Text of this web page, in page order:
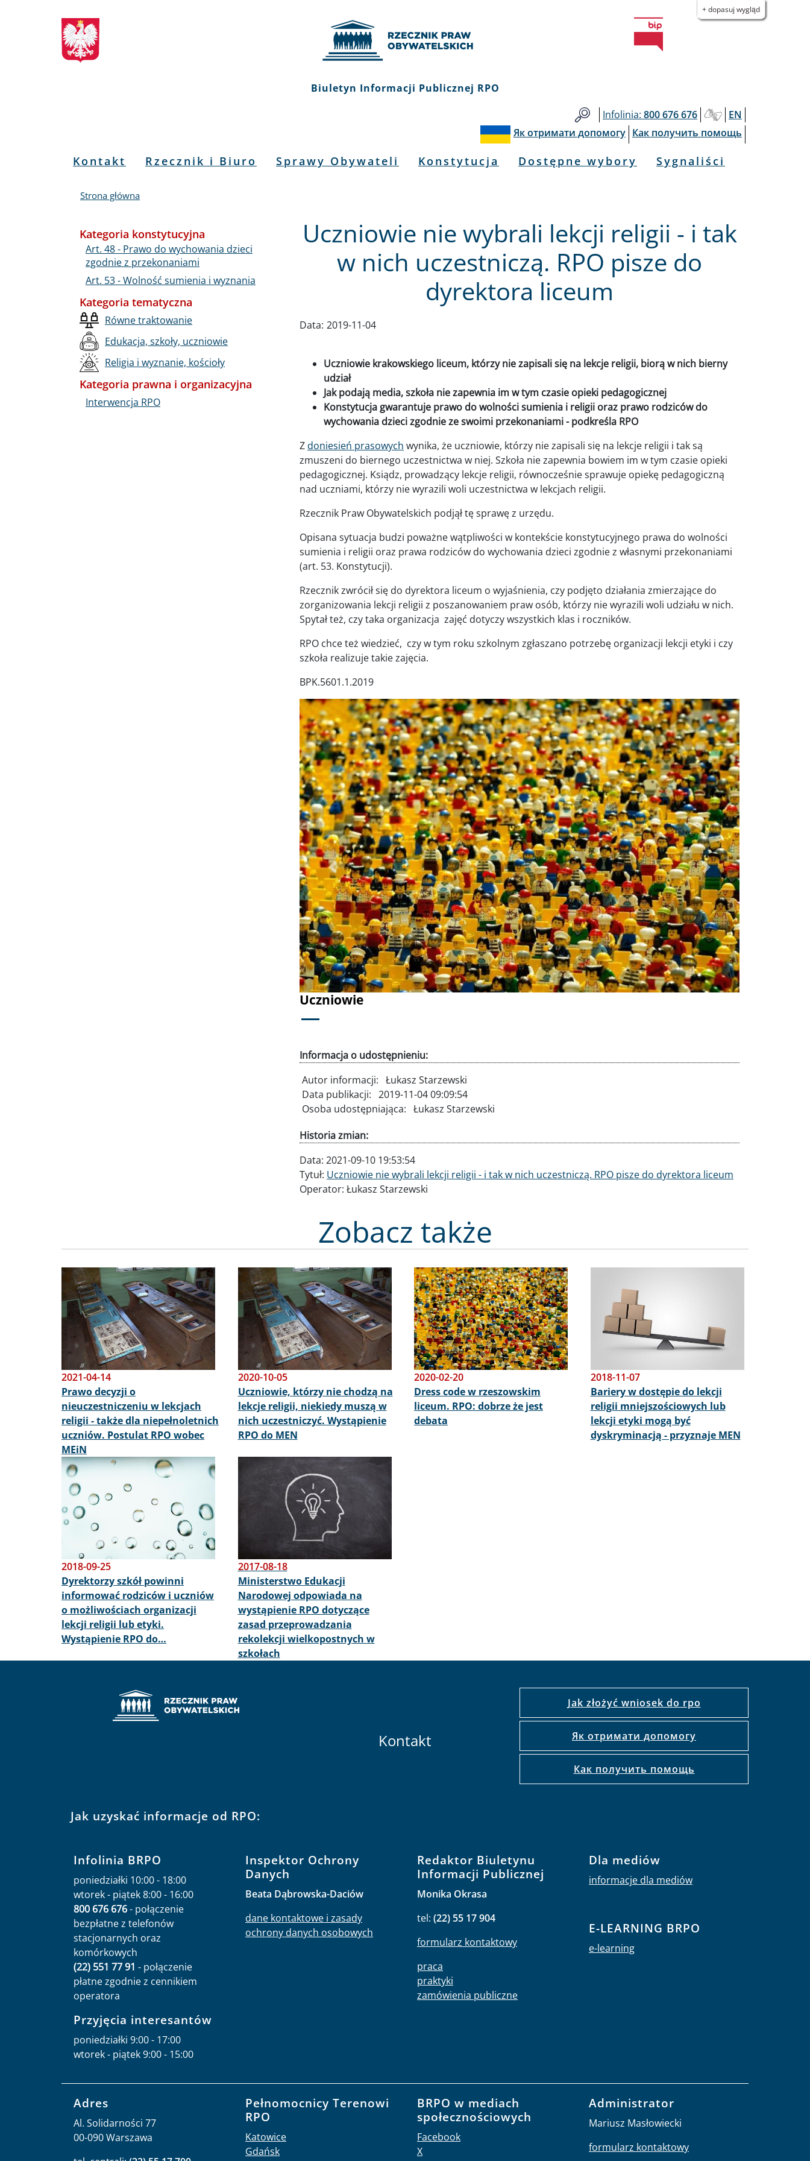
Biuletyn
Informacji
Publicznej
+ dopasuj wygląd
Biuletyn Informacji Publicznej RPO
Infolinia: 800 676 676
EN
Як отримати допомогу Как получить помощь
Menu
Kontakt Rzecznik i Biuro Sprawy Obywateli Konstytucja Dostępne wybory Sygnaliści
Strona główna
Uczniowie nie wybrali lekcji religii - i tak
w nich uczestniczą. RPO pisze do
dyrektora liceum
Data: 2019-11-04
Uczniowie krakowskiego liceum, którzy nie zapisali się na lekcje religii, biorą w nich bierny
udział
Jak podają media, szkoła nie zapewnia im w tym czasie opieki pedagogicznej
Konstytucja gwarantuje prawo do wolności sumienia i religii oraz prawo rodziców do
wychowania dzieci zgodnie ze swoimi przekonaniami - podkreśla RPO
Zdoniesień prasowych wynika, że uczniowie, którzy nie zapisali się na lekcje religii i tak są
zmuszeni do biernego uczestnictwa w niej. Szkoła nie zapewnia bowiem im w tym czasie opieki
pedagogicznej. Ksiądz, prowadzący lekcje religii, równocześnie sprawuje opiekę pedagogiczną
nad uczniami, którzy nie wyrazili woli uczestnictwa w lekcjach religii.
Rzecznik Praw Obywatelskich podjął tę sprawę z urzędu.
Opisana sytuacja budzi poważne wątpliwości w kontekście konstytucyjnego prawa do wolności
sumienia i religii oraz prawa rodziców do wychowania dzieci zgodnie z własnymi przekonaniami
(art. 53. Konstytucji).
Rzecznik zwrócił się do dyrektora liceum o wyjaśnienia, czy podjęto działania zmierzające do
zorganizowania lekcji religii z poszanowaniem praw osób, którzy nie wyrazili woli udziału w nich.
Spytał też, czy taka organizacja zajęć dotyczy wszystkich klas i roczników.
RPO chce też wiedzieć, czy w tym roku szkolnym zgłaszano potrzebę organizacji lekcji etyki i czy
szkoła realizuje takie zajęcia.
BPK.5601.1.2019
Uczniowie
Poprzednie Dalej
Informacja o udostępnieniu:
Autor informacji: Łukasz Starzewski
Data publikacji: 2019-11-04 09:09:54
Osoba udostępniająca: Łukasz Starzewski
Historia zmian:
Data: 2021-09-10 19:53:54
Tytuł: Uczniowie nie wybrali lekcji religii - i tak w nich uczestniczą. RPO pisze do dyrektora liceum
Operator: Łukasz Starzewski
Kategoria konstytucyjna
Art. 48 - Prawo do wychowania dzieci
zgodnie z przekonaniami
Art. 53 - Wolność sumienia i wyznania
Kategoria tematyczna
Równe traktowanie
Edukacja, szkoły, uczniowie
Religia i wyznanie, kościoły
Kategoria prawna i organizacyjna
Interwencja RPO
Zobacz także
Obraz
2021-04-14
Prawo decyzji o
nieuczestniczeniu w lekcjach
religii - także dla niepełnoletnich
uczniów. Postulat RPO wobec
MEiN
Obraz
2020-10-05
Uczniowie, którzy nie chodzą na
lekcje religii, niekiedy muszą w
nich uczestniczyć. Wystąpienie
RPO do MEN
Obraz
2020-02-20
Dress code w rzeszowskim
liceum. RPO: dobrze że jest
debata
2018-11-07
Bariery w dostępie do lekcji
religii mniejszościowych lub
lekcji etyki mogą być
dyskryminacją - przyznaje MEN
Obraz
2018-09-25
Dyrektorzy szkół powinni
informować rodziców i uczniów
o możliwościach organizacji
lekcji religii lub etyki.
Wystąpienie RPO do…
Obraz
2017-08-18
Ministerstwo Edukacji
Narodowej odpowiada na
wystąpienie RPO dotyczące
zasad przeprowadzania
rekolekcji wielkopostnych w
szkołach
Kontakt
Jak złożyć wniosek do rpo
Як отримати допомогу
Как получить помощь
Jak uzyskać informacje od RPO:
Infolinia BRPO
poniedziałki 10:00 - 18:00
wtorek - piątek 8:00 - 16:00
800 676 676- połączenie
bezpłatne z telefonów
stacjonarnych oraz
komórkowych
(22) 551 77 91 - połączenie
płatne zgodnie z cennikiem
operatora
Przyjęcia interesantów
poniedziałki 9:00 - 17:00
wtorek - piątek 9:00 - 15:00
Inspektor Ochrony
Danych
Beata Dąbrowska-Daciów
dane kontaktowe i zasady
ochrony danych osobowych
Redaktor Biuletynu
Informacji Publicznej
Monika Okrasa
tel: (22) 55 17 904
formularz kontaktowy
praca
praktyki
zamówienia publiczne
Dla mediów
informacje dla mediów
E-LEARNING BRPO
e-learning
Adres
Al. Solidarności 77
00-090 Warszawa
Pełnomocnicy Terenowi
RPO
Katowice
Gdańsk
BRPO w mediach
społecznościowych
Facebook
X
Administrator
Mariusz Masłowiecki
formularz kontaktowy